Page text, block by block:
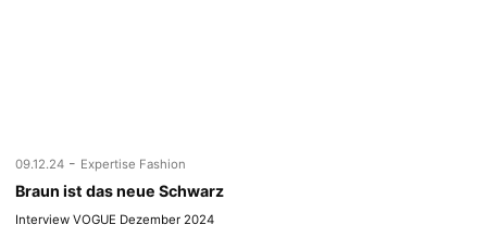
09.12.24 - Expertise Fashion
Braun ist das neue Schwarz
Interview VOGUE Dezember 2024